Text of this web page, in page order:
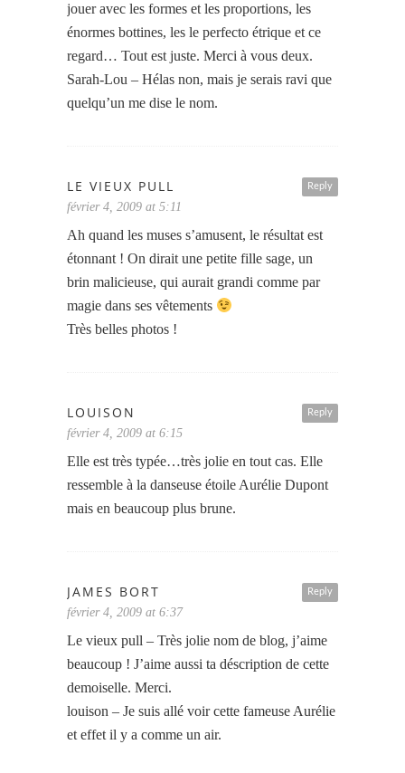
jouer avec les formes et les proportions, les
énormes bottines, les le perfecto étrique et ce
regard… Tout est juste. Merci à vous deux.
Sarah-Lou – Hélas non, mais je serais ravi que
quelqu’un me dise le nom.
Reply
LE VIEUX PULL
février 4, 2009 at 5:11
Ah quand les muses s’amusent, le résultat est
étonnant ! On dirait une petite fille sage, un
brin malicieuse, qui aurait grandi comme par
magie dans ses vêtements
Très belles photos !
Reply
LOUISON
février 4, 2009 at 6:15
Elle est très typée…très jolie en tout cas. Elle
ressemble à la danseuse étoile Aurélie Dupont
mais en beaucoup plus brune.
Reply
JAMES BORT
février 4, 2009 at 6:37
Le vieux pull – Très jolie nom de blog, j’aime
beaucoup ! J’aime aussi ta déscription de cette
demoiselle. Merci.
louison – Je suis allé voir cette fameuse Aurélie
et effet il y a comme un air.